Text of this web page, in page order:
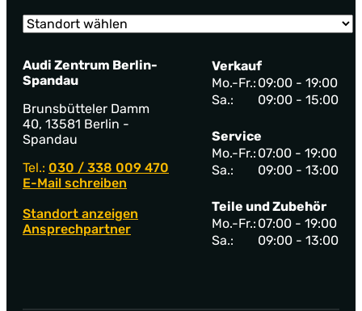
Audi Zentrum Berlin-
Spandau
Brunsbütteler Damm
40, 13581 Berlin -
Spandau
Tel.: 030 / 338 009 470
E-Mail schreiben
Standort anzeigen
Ansprechpartner
Verkauf
Mo.-Fr.: 09:00 - 19:00
Sa.:
09:00 - 15:00
Service
Mo.-Fr.: 07:00 - 19:00
Sa.:
09:00 - 13:00
Teile und Zubehör
Mo.-Fr.: 07:00 - 19:00
Sa.:
09:00 - 13:00